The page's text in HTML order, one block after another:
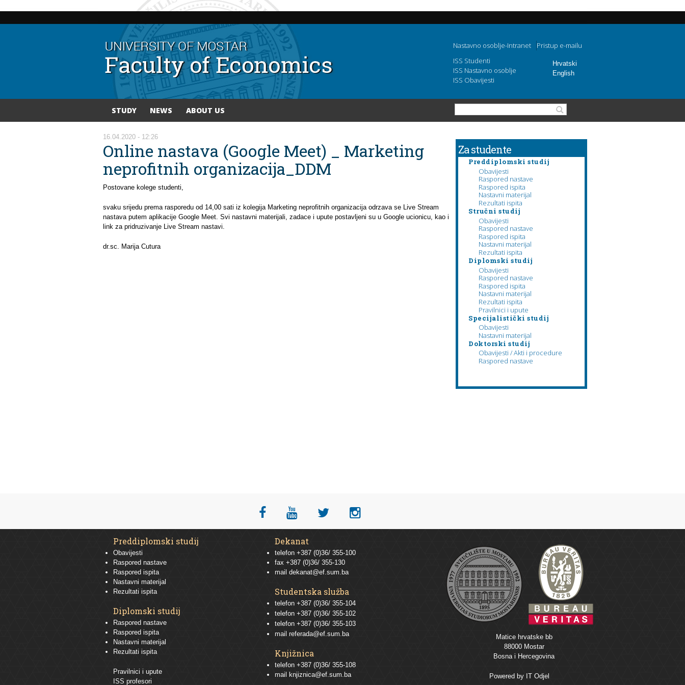
content
Hrvatski
English
Nastavno osoblje-Intranet
Pristup e-mailu
ISS Studenti
ISS Nastavno osoblje
ISS Obavijesti
STUDY NEWS ABOUT US Search form
You are here
16.04.2020 - 12:26
Online nastava (Google Meet) _ Marketing
neprofitnih organizacija_DDM
Postovane kolege studenti,
svaku srijedu prema rasporedu od 14,00 sati iz kolegija Marketing neprofitnih organizacija odrzava se Live Stream
nastava putem aplikacije Google Meet. Svi nastavni materijali, zadace i upute postavljeni su u Google ucionicu, kao i
link za pridruzivanje Live Stream nastavi.
dr.sc. Marija Cutura
Za studente
Preddiplomski studij
Obavijesti
Raspored nastave
Raspored ispita
Nastavni materijal
Rezultati ispita
Stručni studij
Obavijesti
Raspored nastave
Raspored ispita
Nastavni materijal
Rezultati ispita
Diplomski studij
Obavijesti
Raspored nastave
Raspored ispita
Nastavni materijal
Rezultati ispita
Pravilnici i upute
Specijalistički studij
Obavijesti
Nastavni materijal
Doktorski studij
Obavijesti / Akti i procedure
Raspored nastave
Preddiplomski studij
Obavijesti
Raspored nastave
Raspored ispita
Nastavni materijal
Rezultati ispita
Diplomski studij
Raspored nastave
Raspored ispita
Nastavni materijal
Rezultati ispita
Pravilnici i upute
ISS profesori
Dekanat
telefon +387 (0)36/ 355-100
fax +387 (0)36/ 355-130
mail dekanat@ef.sum.ba
Studentska služba
telefon +387 (0)36/ 355-104
telefon +387 (0)36/ 355-102
telefon +387 (0)36/ 355-103
mail referada@ef.sum.ba
Knjižnica
telefon +387 (0)36/ 355-108
mail
knjiznica@ef.sum.ba
Matice hrvatske bb
88000 Mostar
Bosna i Hercegovina
Powered by IT Odjel